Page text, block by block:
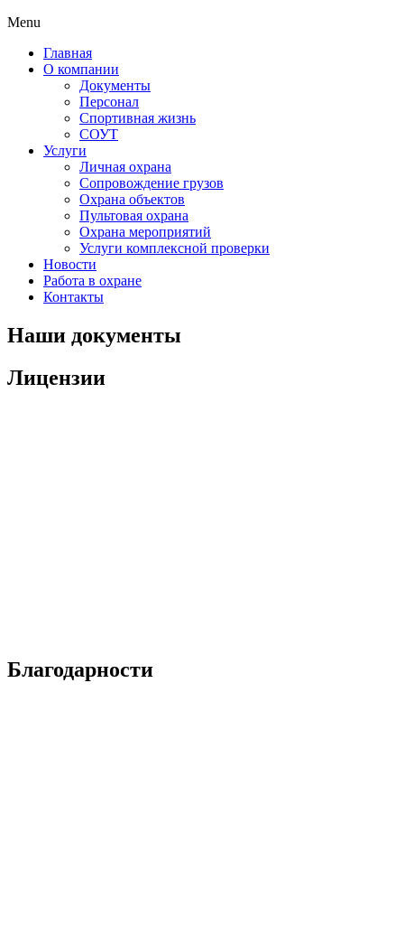
Menu
Главная
О компании
Документы
Персонал
Спортивная жизнь
СОУТ
Услуги
Личная охрана
Сопровождение грузов
Охрана объектов
Пультовая охрана
Охрана мероприятий
Услуги комплексной проверки
Новости
Работа в охране
Контакты
Наши документы
Лицензии
Благодарности